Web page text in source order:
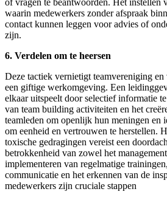
waarin medewerkers zonder afspraak
contact kunnen leggen voor advies of
zijn.
6. Verdelen om te heersen
Deze tactiek vernietigt teamvereniging
een giftige werkomgeving. Een
elkaar uitspeelt door selectief informatie
van team building activiteiten en het
teamleden om openlijk hun meningen en
om eenheid en vertrouwen te herstellen.
toxische gedragingen vereist een
betrokkenheid van zowel het
implementeren van regelmatige
communicatie en het erkennen van de
medewerkers zijn cruciale stappen